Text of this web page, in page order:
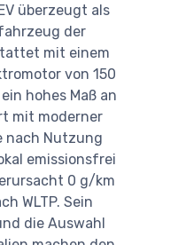
überzeugt als
der
mit einem
von 150
hohes Maß an
mit moderner
nach Nutzung
emissionsfrei
0 g/km
WLTP. Sein
die Auswahl